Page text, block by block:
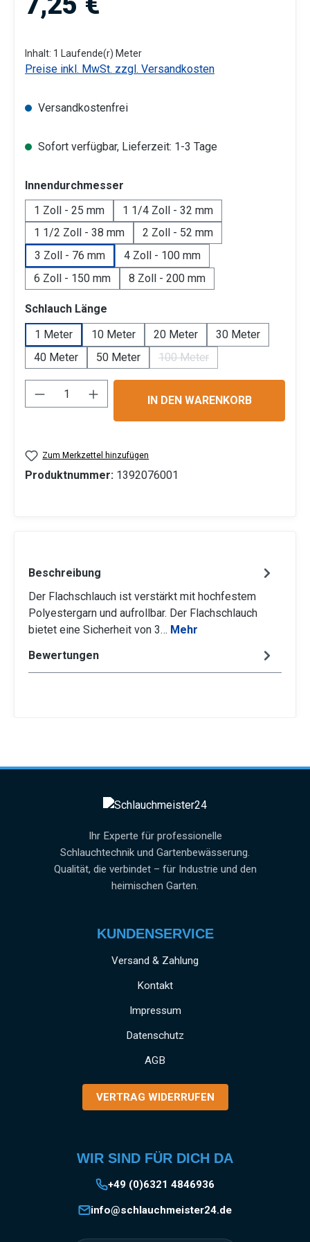
Inhalt: 1 Laufende(r) Meter
Preise inkl. MwSt. zzgl. Versandkosten
Versandkostenfrei
Sofort verfügbar, Lieferzeit: 1-3 Tage
Innendurchmesser
1 Zoll - 25 mm
1 1/4 Zoll - 32 mm
1 1/2 Zoll - 38 mm
2 Zoll - 52 mm
3 Zoll - 76 mm
4 Zoll - 100 mm
6 Zoll - 150 mm
8 Zoll - 200 mm
Schlauch Länge
1 Meter
10 Meter 20 Meter
30 Meter
40 Meter
50 Meter 100 Meter
(Diese Option ist zurzeit
Produkt Anzahl: Gib den gewünschten
IN DEN WARENKORB
Zum Merkzettel hinzufügen
Produktnummer: 1392076001
Beschreibung
Der Flachschlauch ist verstärkt mit hochfestem
Polyestergarn und aufrollbar. Der Flachschlauch
bietet eine Sicherheit von 3… Mehr
Bewertungen
Ihr Experte für professionelle
Schlauchtechnik und Gartenbewässerung.
Qualität, die verbindet – für Industrie und den
heimischen Garten.
KUNDENSERVICE
Versand & Zahlung
Kontakt
Impressum
Datenschutz
AGB
VERTRAG WIDERRUFEN
WIR SIND FÜR DICH DA
+49 (0)6321 4846936
info@schlauchmeister24.de